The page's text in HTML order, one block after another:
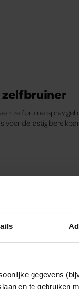
gegevens
en te gebruiken
zelfbruiner
zelfbruinerspray
voor de lastig